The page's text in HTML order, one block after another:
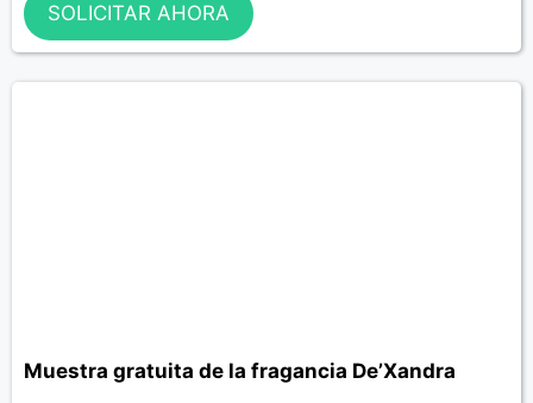
SOLICITAR AHORA
Muestra gratuita de la fragancia De’Xandra